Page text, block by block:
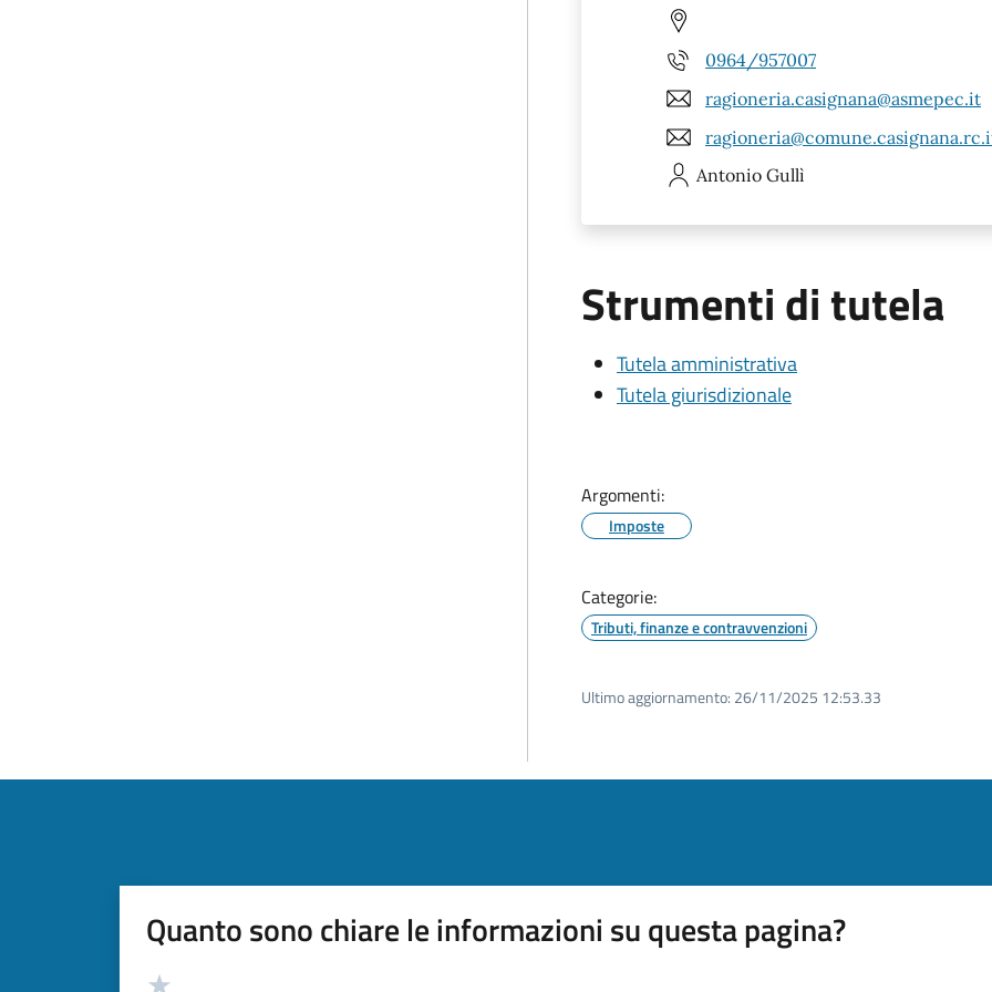
0964/957007
ragioneria.casignana@asmepec.it
Antonio Gullì
Strumenti di tutela
Tutela amministrativa
Tutela giurisdizionale
Argomenti:
Imposte
Categorie:
Tributi, finanze e contravvenzioni
Ultimo aggiornamento: 26/11/2025 12:53.33
Quanto sono chiare le informazioni su questa pagina?
Valutazione